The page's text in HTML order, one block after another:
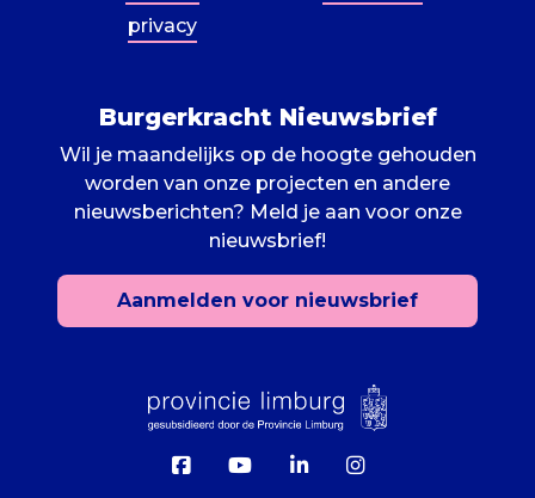
privacy
Burgerkracht Nieuwsbrief
Wil je maandelijks op de hoogte gehouden
worden van onze projecten en andere
nieuwsberichten? Meld je aan voor onze
nieuwsbrief!
Aanmelden voor nieuwsbrief